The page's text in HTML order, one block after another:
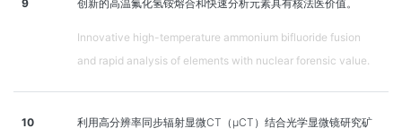
9 创新的高温氟化氢铵熔合和快速分析元素具有核法医价值。
Innovative high-temperature ammonium bifluoride fusion
and rapid analysis of elements with nuclear forensic value.
10
利用高分辨率同步辐射显微CT（μCT）结合光学显微镜研究矿